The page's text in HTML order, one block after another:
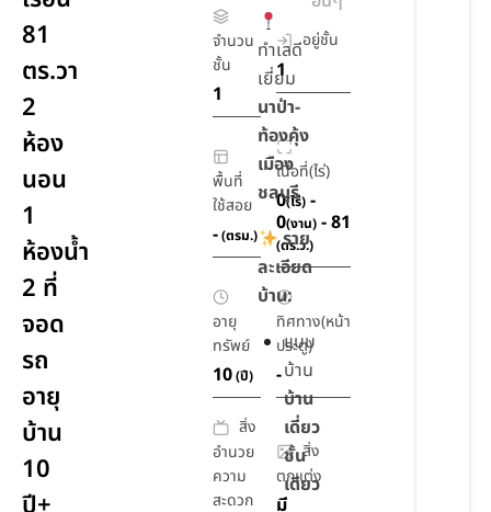
81
ตร.วา
2
ห้อง
นอน
1
ห้องน้ำ
2 ที่
จอด
รถ
อายุ
บ้าน
10
จำนวน
ชั้น
1
อยู่ชั้น
1
พื้นที่
ใช้สอย
-(ตรม.)
เนื้อที่(ไร่)
0(ไร่) -
0(งาน) - 81
(ตร.ว.)
อายุ
ทรัพย์
10(ปี)
ทิศทาง(หน้า
ประตู)
-
สิ่ง
อำนวย
ความ
สะดวก
สิ่ง
ตกแต่ง
มี
ทำเลดี
เยี่ยม
นาป่า-
ท้องคุ้ง
เมือง
ชลบุรี
ราย
ละเอียด
บ้าน:
แบบ
บ้าน
บ้าน
เดี่ยว
ชั้น
เดียว